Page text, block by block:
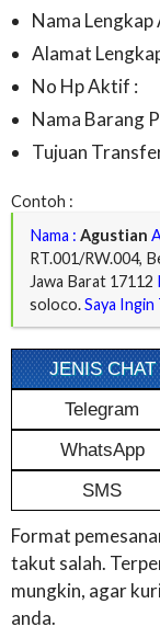
Nama Lengkap
Alamat
No Hp Aktif :
Nama Barang
Tujuan
Contoh :
Nama : Agustian
RT.001/RW.004,
Jawa Barat 17112
soloco.Saya
JENIS CHAT
Telegram
WhatsApp
SMS
Format
takut salah.
mungkin, agar
anda.